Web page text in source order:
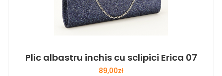
Plic albastru inchis cu sclipici Erica 07
89,00zł